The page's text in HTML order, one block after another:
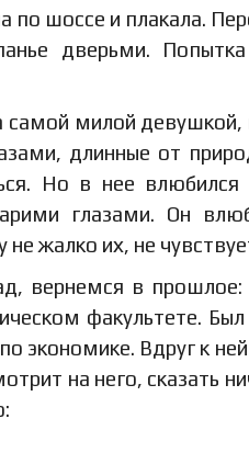
шоссе и плакала.
дверьми.
самой милой
длинные от
Но в нее
глазами. Он
жалко их, не
вернемся в
факультете.
экономике. Вдруг к
на него, сказать